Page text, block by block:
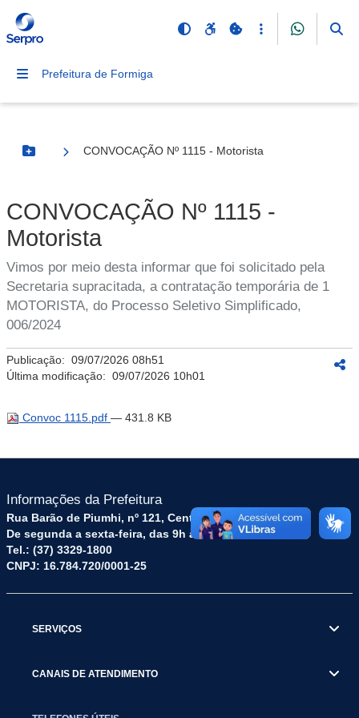
Prefeitura de Formiga
Botão Menu
CONVOCAÇÃO Nº 1115 - Motorista
CONVOCAÇÃO Nº 1115 -
Motorista
Vimos por meio desta informar que foi solicitado pela
Secretaria supracitada, a contratação temporária de 1
MOTORISTA, do Processo Seletivo Simplificado,
006/2024
Publicação: 09/07/2026 08h51
Última modificação: 09/07/2026 10h01
Convoc 1115.pdf — 431.8 KB
Informações da Prefeitura
Rua Barão de Piumhi, nº 121, Centro – CEP: 35570-128
De segunda a sexta-feira, das 9h às 16h
Tel.: (37) 3329-1800
CNPJ: 16.784.720/0001-25
SERVIÇOS
CANAIS DE ATENDIMENTO